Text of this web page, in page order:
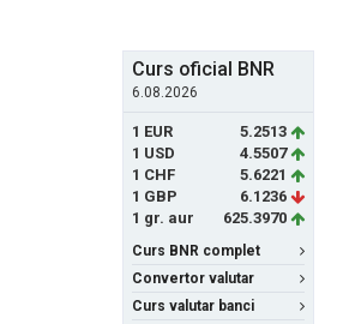
Curs oficial BNR
6.08.2026
1 EUR
5.2513
1 USD
4.5507
1 CHF
5.6221
1 GBP
6.1236
1 gr. aur
625.3970
Curs BNR complet
Convertor valutar
Curs valutar banci